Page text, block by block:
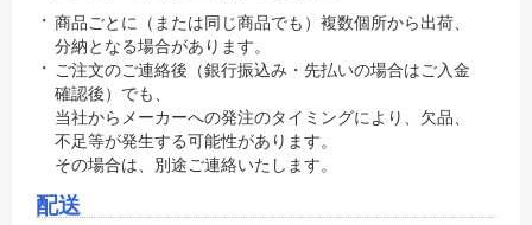
商品ごとに（または同じ商品でも）複数個所から出荷、
分納となる場合があります。
ご注文のご連絡後（銀行振込み・先払いの場合はご入金
確認後）でも、
当社からメーカーへの発注のタイミングにより、欠品、
不足等が発生する可能性があります。
その場合は、別途ご連絡いたします。
配送